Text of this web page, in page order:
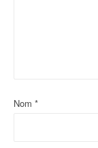
Nom *